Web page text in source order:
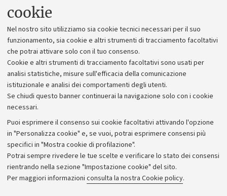
cookie
Nel nostro sito utilizziamo sia cookie tecnici necessari per il suo
funzionamento, sia cookie e altri strumenti di tracciamento facoltativi
che potrai attivare solo con il tuo consenso.
Cookie e altri strumenti di tracciamento facoltativi sono usati per
analisi statistiche, misure sull'efficacia della comunicazione
istituzionale e analisi dei comportamenti degli utenti.
Se chiudi questo banner continuerai la navigazione solo con i cookie
necessari.
Puoi esprimere il consenso sui cookie facoltativi attivando l'opzione
in "Personalizza cookie" e, se vuoi, potrai esprimere consensi più
specifici in "Mostra cookie di profilazione".
Potrai sempre rivedere le tue scelte e verificare lo stato dei consensi
rientrando nella sezione "Impostazione cookie" del sito.
Per maggiori informazioni consulta la nostra Cookie policy.
Alumni community
Piano strategico
Bilanci
Donazioni e 5x1000
Merchandising - UniboStore
Bandi, gare e concorsi
Albo online
Amministrazione trasparente
Atti di notifica
Informazioni sul sito e accessibilità